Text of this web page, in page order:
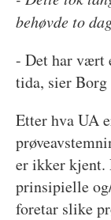
behøvde to
- Det har vært
tida, sier
Etter hva UA
er ikker kjent.
prinsipielle
foretar slike